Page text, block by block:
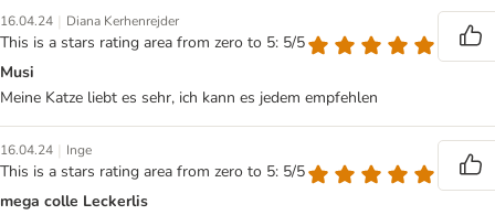
16.04.24 | Diana Kerhenrejder
This is a stars rating area from zero to 5: 5/5
Musi
Meine Katze liebt es sehr, ich kann es jedem empfehlen
16.04.24 | Inge
This is a stars rating area from zero to 5: 5/5
mega colle Leckerlis